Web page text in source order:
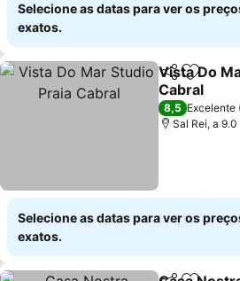
Selecione as datas para ver os
exatos.
Partilhar
Vista Do
Cabral
Ver preços
8,5 Excelente
Sal Rei, a
Selecione as datas para ver os
exatos.